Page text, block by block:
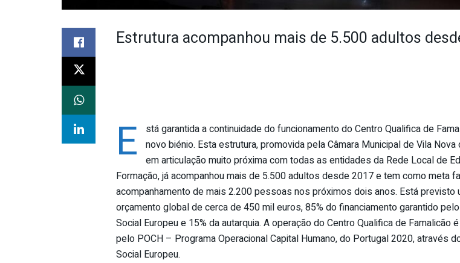
Estrutura acompanhou mais de 5.500 adultos
E
stá garantida a continuidade do funcionamento do Centro Qualifica de
novo biénio. Esta estrutura, promovida pela Câmara Municipal de Vila Nova
em articulação muito próxima com todas as entidades da Rede Local de
Formação, já acompanhou mais de 5.500 adultos desde 2017 e tem como meta
acompanhamento de mais 2.200 pessoas nos próximos dois anos. Está previsto
orçamento global de cerca de 450 mil euros, 85% do financiamento garantido
Social Europeu e 15% da autarquia. A operação do Centro Qualifica de Famalicão
pelo POCH – Programa Operacional Capital Humano, do Portugal 2020, através
Social Europeu.